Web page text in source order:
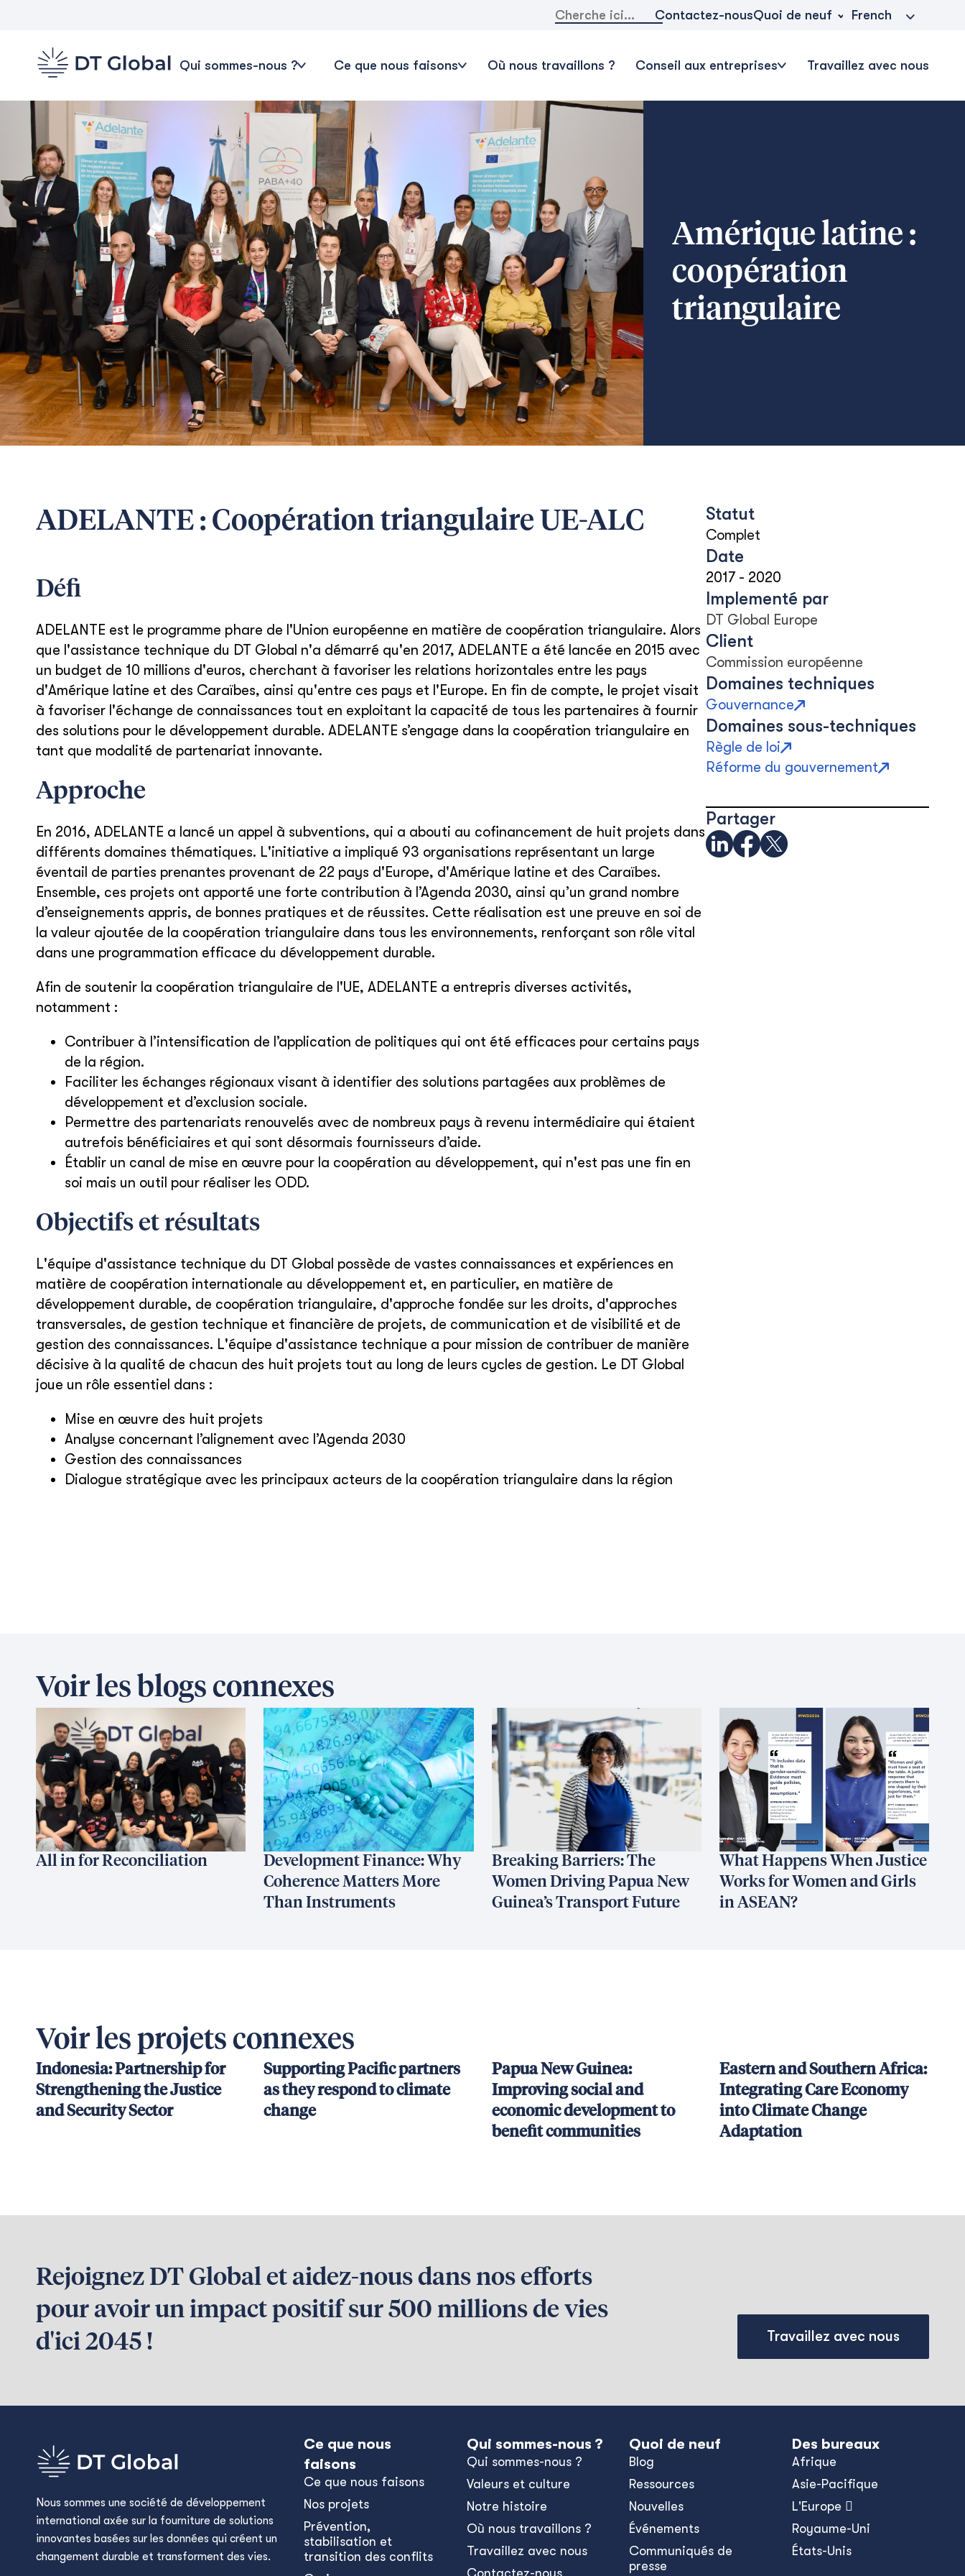
Rechercher: Contactez-nousQuoi de neuf French
Qui sommes-nous ? Ce que nous faisons Où nous travaillons ? Conseil aux entreprises Travaillez avec nous
Amérique latine :
coopération
triangulaire
ADELANTE : Coopération triangulaire UE-ALC
Défi
ADELANTE est le programme phare de l'Union européenne en matière de coopération triangulaire. Alors
que l'assistance technique du DT Global n'a démarré qu'en 2017, ADELANTE a été lancée en 2015 avec
un budget de 10 millions d'euros, cherchant à favoriser les relations horizontales entre les pays
d'Amérique latine et des Caraïbes, ainsi qu'entre ces pays et l'Europe. En fin de compte, le projet visait
à favoriser l'échange de connaissances tout en exploitant la capacité de tous les partenaires à fournir
des solutions pour le développement durable. ADELANTE s’engage dans la coopération triangulaire en
tant que modalité de partenariat innovante.
Approche
En 2016, ADELANTE a lancé un appel à subventions, qui a abouti au cofinancement de huit projets dans
différents domaines thématiques. L'initiative a impliqué 93 organisations représentant un large
éventail de parties prenantes provenant de 22 pays d'Europe, d'Amérique latine et des Caraïbes.
Ensemble, ces projets ont apporté une forte contribution à l’Agenda 2030, ainsi qu’un grand nombre
d’enseignements appris, de bonnes pratiques et de réussites. Cette réalisation est une preuve en soi de
la valeur ajoutée de la coopération triangulaire dans tous les environnements, renforçant son rôle vital
dans une programmation efficace du développement durable.
Afin de soutenir la coopération triangulaire de l'UE, ADELANTE a entrepris diverses activités,
notamment :
Contribuer à l’intensification de l’application de politiques qui ont été efficaces pour certains pays
de la région.
Faciliter les échanges régionaux visant à identifier des solutions partagées aux problèmes de
développement et d’exclusion sociale.
Permettre des partenariats renouvelés avec de nombreux pays à revenu intermédiaire qui étaient
autrefois bénéficiaires et qui sont désormais fournisseurs d’aide.
Établir un canal de mise en œuvre pour la coopération au développement, qui n'est pas une fin en
soi mais un outil pour réaliser les ODD.
Objectifs et résultats
L'équipe d'assistance technique du DT Global possède de vastes connaissances et expériences en
matière de coopération internationale au développement et, en particulier, en matière de
développement durable, de coopération triangulaire, d'approche fondée sur les droits, d'approches
transversales, de gestion technique et financière de projets, de communication et de visibilité et de
gestion des connaissances. L'équipe d'assistance technique a pour mission de contribuer de manière
décisive à la qualité de chacun des huit projets tout au long de leurs cycles de gestion. Le DT Global
joue un rôle essentiel dans :
Mise en œuvre des huit projets
Analyse concernant l’alignement avec l’Agenda 2030
Gestion des connaissances
Dialogue stratégique avec les principaux acteurs de la coopération triangulaire dans la région
Statut
Complet
Date
2017- 2020
Implementé par
DT Global Europe
Client
Commission européenne
Domaines techniques
Gouvernance
Domaines sous-techniques
Règle de loi
Réforme du gouvernement
Partager
Voir les blogs connexes
All in for Reconciliation
Development Finance: Why
Coherence Matters More
Than Instruments
Breaking Barriers: The
Women Driving Papua New
Guinea’s Transport Future
What Happens When Justice
Works for Women and Girls
in ASEAN?
Voir les projets connexes
Indonesia: Partnership for
Strengthening the Justice
and Security Sector
Supporting Pacific partners
as they respond to climate
change
Papua New Guinea:
Improving social and
economic development to
benefit communities
Eastern and Southern Africa:
Integrating Care Economy
into Climate Change
Adaptation
Rejoignez DT Global et aidez-nous dans nos efforts
pour avoir un impact positif sur 500 millions de vies
d'ici 2045 !
Travaillez avec nous
Nous sommes une société de développement
international axée sur la fourniture de solutions
innovantes basées sur les données qui créent un
changement durable et transforment des vies.
Ce que nous
faisons
Ce que nous faisons
Nos projets
Prévention,
stabilisation et
transition des conflits
Qui sommes-nous ?
Qui sommes-nous ?
Valeurs et culture
Notre histoire
Où nous travaillons ?
Travaillez avec nous
Contactez-nous
Quoi de neuf
Blog
Ressources
Nouvelles
Événements
Communiqués de
presse
Des bureaux
Afrique
Asie-Pacifique
L'Europe 
Royaume-Uni
États-Unis